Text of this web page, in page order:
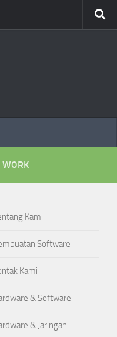
WORK
Kami
Software
Kami
& Software
& Jaringan